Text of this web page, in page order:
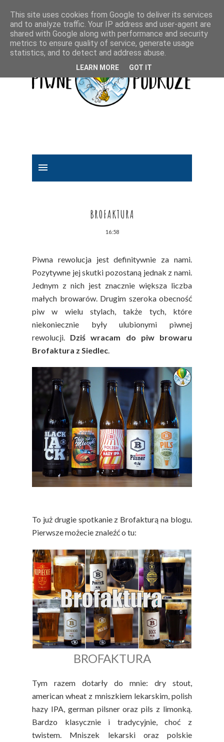
BROFAKTURA
16:58
Piwna rewolucja jest definitywnie za nami.
Pozytywne jej skutki pozostaną jednak z nami.
Jednym z nich jest znacznie większa liczba
małych browarów. Drugim szeroka obecność
piw w wielu stylach, także tych, które
niekoniecznie były ulubionymi piwnej
rewolucji. Dziś wracam do piw browaru
Brofaktura z Siedlec.
To już drugie spotkanie z Brofakturą na blogu.
Pierwsze możecie znaleźć o tu:
BROFAKTURA
Tym razem dotarły do mnie: dry stout,
american wheat z mniszkiem lekarskim, polish
hazy IPA, german pilsner oraz pils z limonką.
Bardzo klasycznie i tradycyjnie, choć z
twistem. Mniszek lekarski oraz polskie
This site uses cookies from Google to deliver its services
and to analyze traffic. Your IP address and user-agent are
shared with Google along with performance and security
metrics to ensure quality of service, generate usage
statistics, and to detect and address abuse.
LEARN MORE GOT IT